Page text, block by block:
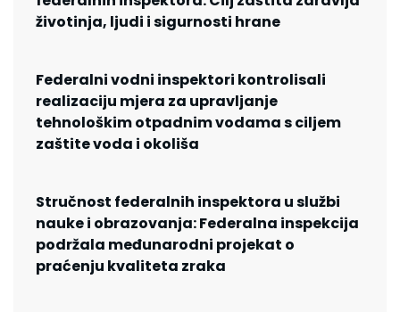
životinja, ljudi i sigurnosti hrane
Federalni vodni inspektori kontrolisali
realizaciju mjera za upravljanje
tehnološkim otpadnim vodama s ciljem
zaštite voda i okoliša
Stručnost federalnih inspektora u službi
nauke i obrazovanja: Federalna inspekcija
podržala međunarodni projekat o
praćenju kvaliteta zraka